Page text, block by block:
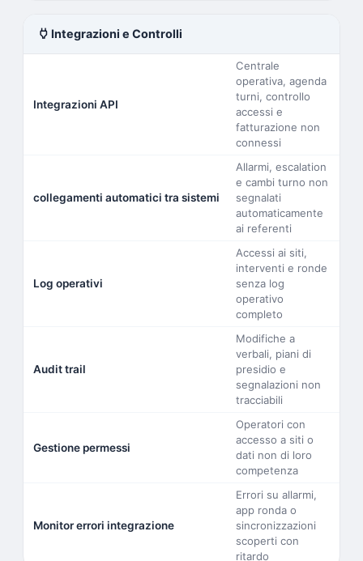
power Integrazioni e Controlli
Integrazioni API
Centrale
operativa, agenda
turni, controllo
accessi e
fatturazione non
connessi
collegamenti automatici tra sistemi
Allarmi, escalation
e cambi turno non
segnalati
automaticamente
ai referenti
Log operativi
Accessi ai siti,
interventi e ronde
senza log
operativo
completo
Audit trail
Modifiche a
verbali, piani di
presidio e
segnalazioni non
tracciabili
Gestione permessi
Operatori con
accesso a siti o
dati non di loro
competenza
Monitor errori integrazione
Errori su allarmi,
app ronda o
sincronizzazioni
scoperti con
ritardo